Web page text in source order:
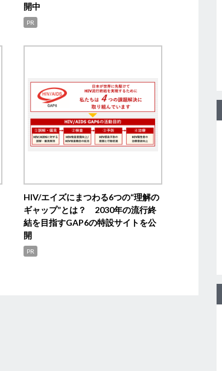
開中
PR
HIV/エイズにまつわる6つの“理解の
ギャップ”とは？ 2030年の流行終
結を目指すGAP6の特設サイトを公
開
PR